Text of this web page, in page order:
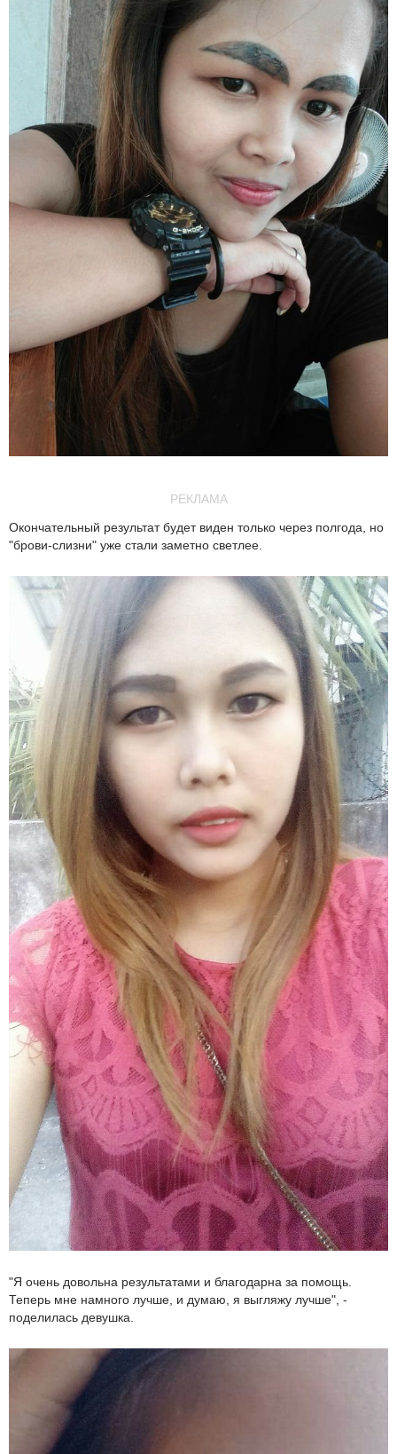
РЕКЛАМА
Окончательный результат будет виден только через полгода, но
"брови-слизни" уже стали заметно светлее.
"Я очень довольна результатами и благодарна за помощь.
Теперь мне намного лучше, и думаю, я выгляжу лучше", -
поделилась девушка.